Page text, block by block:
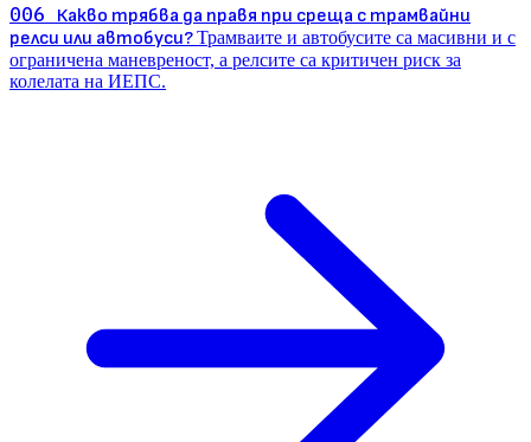
006 Какво трябва да правя при среща с трамвайни
релси или автобуси?Трамваите и автобусите са масивни и с
ограничена маневреност, а релсите са критичен риск за
колелата на ИЕПС.